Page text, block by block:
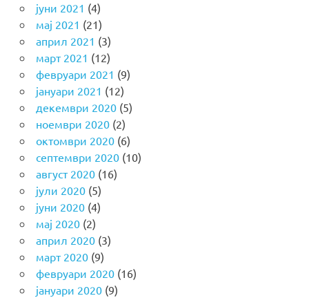
јуни 2021 (4)
мај 2021 (21)
април 2021 (3)
март 2021 (12)
февруари 2021 (9)
јануари 2021 (12)
декември 2020(5)
ноември 2020(2)
октомври 2020(6)
септември 2020(10)
август 2020(16)
јули 2020(5)
јуни 2020(4)
мај 2020(2)
април 2020(3)
март 2020(9)
февруари 2020(16)
јануари 2020(9)